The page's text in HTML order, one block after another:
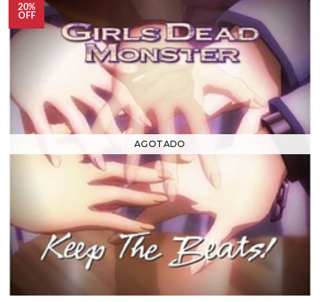
20%
OFF
AGOTADO